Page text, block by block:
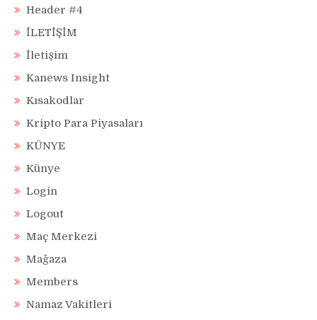
Header #4
İLETİŞİM
İletişim
Kanews Insight
Kısakodlar
Kripto Para Piyasaları
KÜNYE
Künye
Login
Logout
Maç Merkezi
Mağaza
Members
Namaz Vakitleri